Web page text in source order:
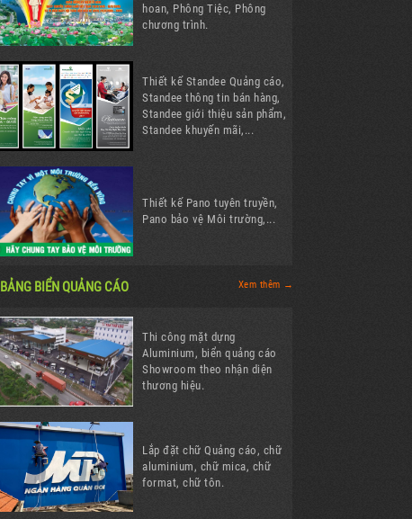
hoan, Phông Tiệc, Phông
chương trình.
Thiết kế Standee Quảng cáo,
Standee thông tin bán hàng,
Standee giới thiệu sản phẩm,
Standee khuyến mãi,...
Thiết kế Pano tuyên truyền,
Pano bảo vệ Môi trường,...
BẢNG BIỂN QUẢNG CÁO Xem thêm →
Thi công mặt dựng
Aluminium, biển quảng cáo
Showroom theo nhận diện
thương hiệu.
Lắp đặt chữ Quảng cáo, chữ
aluminium, chữ mica, chữ
format, chữ tôn.